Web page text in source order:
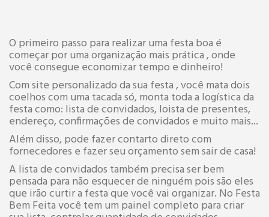
O primeiro passo para realizar uma festa boa é
começar por uma organização mais prática , onde
você consegue economizar tempo e dinheiro!
Com site personalizado da sua festa , você mata dois
coelhos com uma tacada só, monta toda a logística da
festa como: lista de convidados, loista de presentes,
endereço, confirmações de convidados e muito mais...
Além disso, pode fazer contarto direto com
fornecedores e fazer seu orçamento sem sair de casa!
A lista de convidados também precisa ser bem
pensada para não esquecer de ninguém pois são eles
que irão curtir a festa que você vai organizar. No Festa
Bem Feita você tem um painel completo para criar